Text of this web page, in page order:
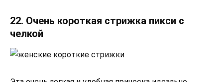
22. Очень короткая стрижка пикси с
челкой